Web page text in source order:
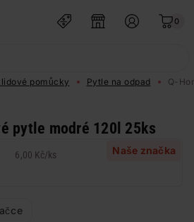
0
pomůcky Pytle na odpad Q-
pytle modré 120l 25ks
Naše značka
6,00 Kč/ks